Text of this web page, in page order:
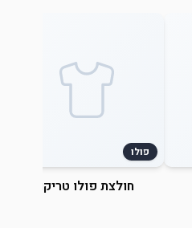
פולו
חולצת פולו טריקו